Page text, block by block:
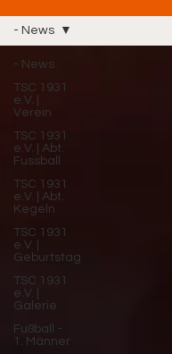
- News
TSC 1931
e.V. |
Verein
TSC 1931
e.V. | Abt.
Fussball
TSC 1931
e.V. | Abt.
Kegeln
TSC 1931
e.V. |
Geburtstag
TSC 1931
e.V. |
Galerie
Fußball -
1. Männer
- News